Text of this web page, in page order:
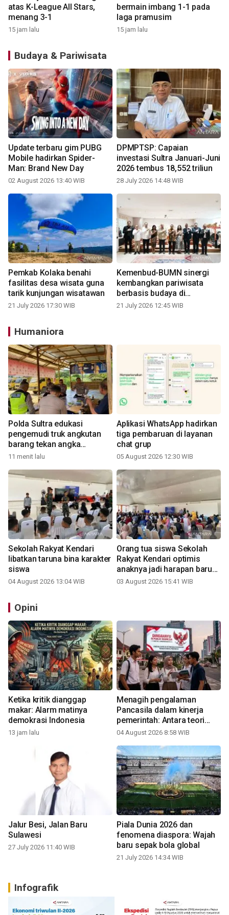
atas K-League All Stars,
menang 3-1
15 jam lalu
bermain imbang 1-1 pada
laga pramusim
15 jam lalu
Budaya & Pariwisata
Update terbaru gim PUBG
Mobile hadirkan Spider-
Man: Brand New Day
02 August 2026 13:40 WIB
DPMPTSP: Capaian
investasi Sultra Januari-Juni
2026 tembus 18,552 triliun
28 July 2026 14:48 WIB
Pemkab Kolaka benahi
fasilitas desa wisata guna
tarik kunjungan wisatawan
21 July 2026 17:30 WIB
Kemenbud-BUMN sinergi
kembangkan pariwisata
berbasis budaya di
Indonesia
21 July 2026 12:45 WIB
Humaniora
Polda Sultra edukasi
pengemudi truk angkutan
barang tekan angka
kecelakaan
11 menit lalu
Aplikasi WhatsApp hadirkan
tiga pembaruan di layanan
chat grup
05 August 2026 12:30 WIB
Sekolah Rakyat Kendari
libatkan taruna bina karakter
siswa
04 August 2026 13:04 WIB
Orang tua siswa Sekolah
Rakyat Kendari optimis
anaknya jadi harapan baru
keluarga
03 August 2026 15:41 WIB
Opini
Ketika kritik dianggap
makar: Alarm matinya
demokrasi Indonesia
13 jam lalu
Menagih pengalaman
Pancasila dalam kinerja
pemerintah: Antara teori
kelas dan realitas publik
04 August 2026 8:58 WIB
Jalur Besi, Jalan Baru
Sulawesi
27 July 2026 11:40 WIB
Piala Dunia 2026 dan
fenomena diaspora: Wajah
baru sepak bola global
21 July 2026 14:34 WIB
Infografik